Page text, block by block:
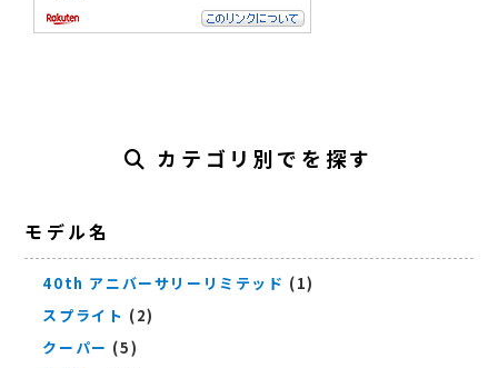
カテゴリ別でを探す
モデル名
40th アニバーサリーリミテッド (1)
スプライト (2)
クーパー (5)